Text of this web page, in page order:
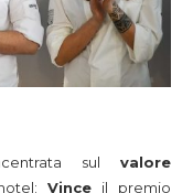
sul valore
Vinceil premio